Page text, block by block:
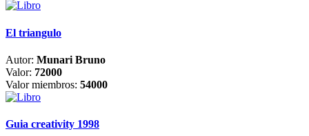
El triangulo
Autor: Munari Bruno
Valor: 72000
Valor miembros: 54000
Guia creativity 1998